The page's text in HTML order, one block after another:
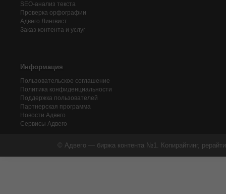
SEO-анализ текста
Проверка орфографии
Адвего Лингвист
Заказ контента и услуг
Информация
Пользовательское соглашение
Политика конфиденциальности
Поддержка пользователей
Партнерская программа
Новости Адвего
Сервисы Адвего
© Адвего — биржа контента №1. Копирайтинг,